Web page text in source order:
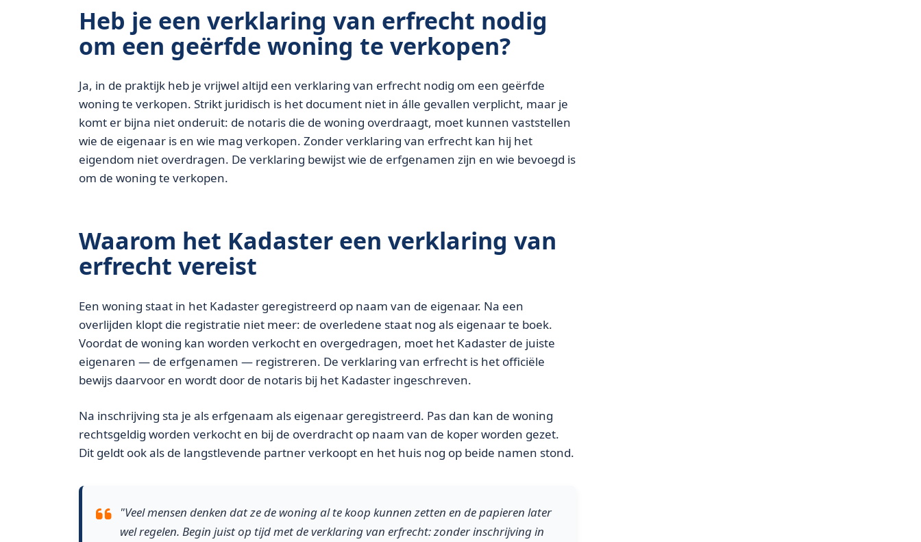
Heb je een verklaring van erfrecht nodig
om een geërfde woning te verkopen?
Ja, in de praktijk heb je vrijwel altijd een verklaring van erfrecht nodig om een geërfde
woning te verkopen. Strikt juridisch is het document niet in álle gevallen verplicht, maar je
komt er bijna niet onderuit: de notaris die de woning overdraagt, moet kunnen vaststellen
wie de eigenaar is en wie mag verkopen. Zonder verklaring van erfrecht kan hij het
eigendom niet overdragen. De verklaring bewijst wie de erfgenamen zijn en wie bevoegd is
om de woning te verkopen.
Waarom het Kadaster een verklaring van
erfrecht vereist
Een woning staat in het Kadaster geregistreerd op naam van de eigenaar. Na een
overlijden klopt die registratie niet meer: de overledene staat nog als eigenaar te boek.
Voordat de woning kan worden verkocht en overgedragen, moet het Kadaster de juiste
eigenaren — de erfgenamen — registreren. De verklaring van erfrecht is het officiële
bewijs daarvoor en wordt door de notaris bij het Kadaster ingeschreven.
Na inschrijving sta je als erfgenaam als eigenaar geregistreerd. Pas dan kan de woning
rechtsgeldig worden verkocht en bij de overdracht op naam van de koper worden gezet.
Dit geldt ook als de langstlevende partner verkoopt en het huis nog op beide namen stond.
"Veel mensen denken dat ze de woning al te koop kunnen zetten en de papieren later
wel regelen. Begin juist op tijd met de verklaring van erfrecht: zonder inschrijving in